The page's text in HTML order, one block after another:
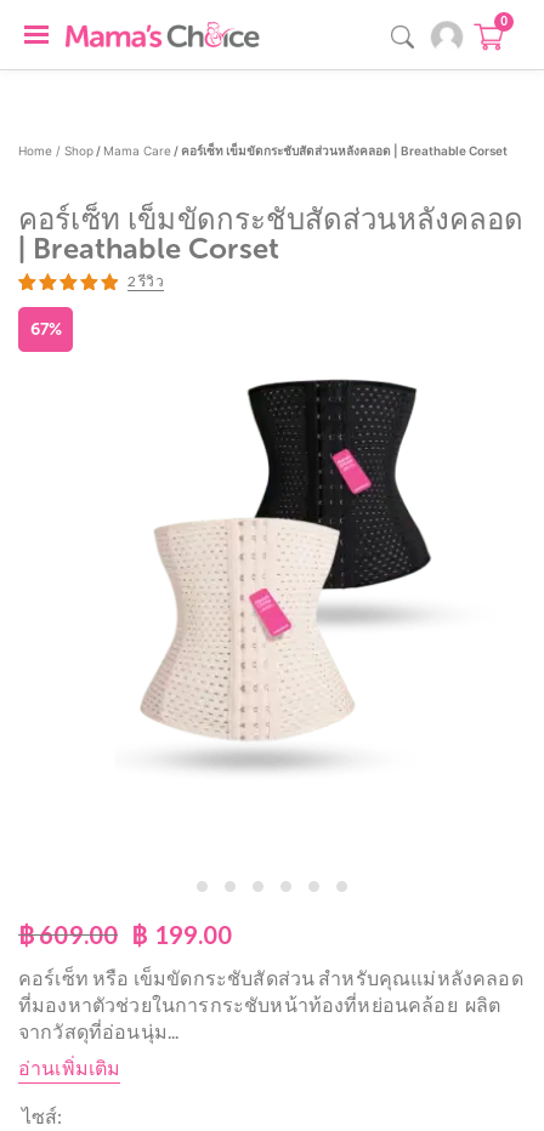
0
Home / Shop / Mama Care / คอร์เซ็ท เข็มขัดกระชับสัดส่วนหลังคลอด | Breathable Corset
คอร์เซ็ท เข็มขัดกระชับสัดส่วนหลังคลอด
| Breathable Corset
ให้คะแนน
2
คะแนนของลูกค้า
2รีวิว
67%
฿609.00 ฿ 199.00
คอร์เซ็ท หรือ เข็มขัดกระชับสัดส่วน สำหรับคุณแม่หลังคลอด
ที่มองหาตัวช่วยในการกระชับหน้าท้องที่หย่อนคล้อย ผลิต
จากวัสดุที่อ่อนนุ่ม...
อ่านเพิ่มเติม
ไซส์: